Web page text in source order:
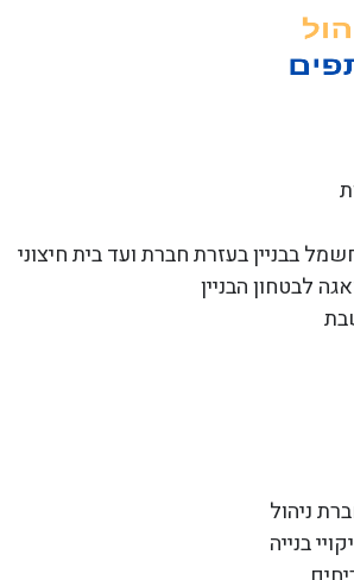
בבניין בעזרת חברת ועד בית חיצוני
לבטחון הבניין
ניהול
בנייה